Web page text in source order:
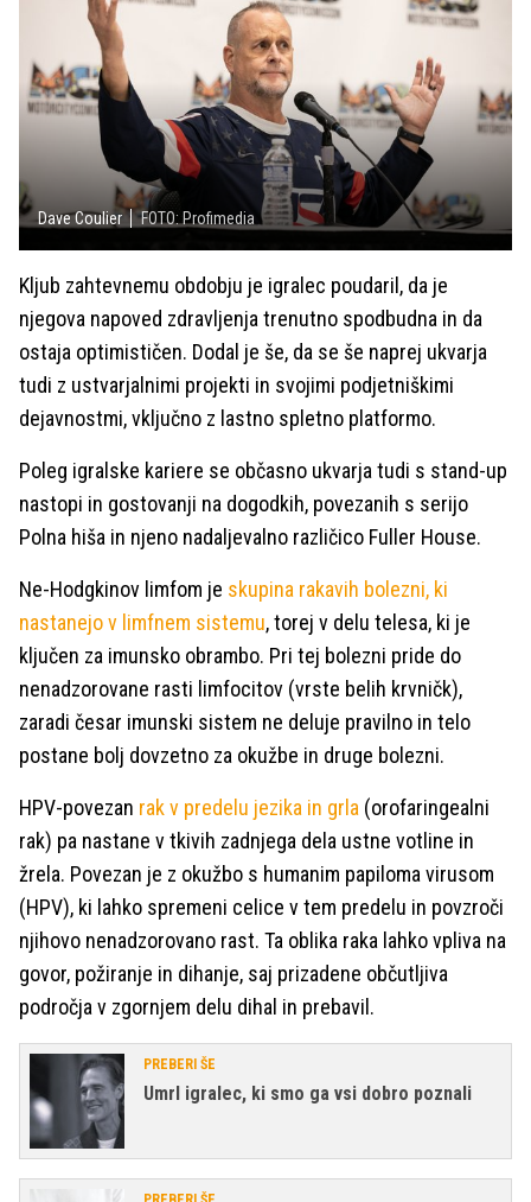
Dave Coulier FOTO: Profimedia
Kljub zahtevnemu obdobju je igralec poudaril, da je
njegova napoved zdravljenja trenutno spodbudna in da
ostaja optimističen. Dodal je še, da se še naprej ukvarja
tudi z ustvarjalnimi projekti in svojimi podjetniškimi
dejavnostmi, vključno z lastno spletno platformo.
Poleg igralske kariere se občasno ukvarja tudi s stand-up
nastopi in gostovanji na dogodkih, povezanih s serijo
Polna hiša in njeno nadaljevalno različico Fuller House.
Ne-Hodgkinov limfom je skupina rakavih bolezni, ki
nastanejo v limfnem sistemu, torej v delu telesa, ki je
ključen za imunsko obrambo. Pri tej bolezni pride do
nenadzorovane rasti limfocitov (vrste belih krvničk),
zaradi česar imunski sistem ne deluje pravilno in telo
postane bolj dovzetno za okužbe in druge bolezni.
HPV-povezan rak v predelu jezika in grla (orofaringealni
rak) pa nastane v tkivih zadnjega dela ustne votline in
žrela. Povezan je z okužbo s humanim papiloma virusom
(HPV), ki lahko spremeni celice v tem predelu in povzroči
njihovo nenadzorovano rast. Ta oblika raka lahko vpliva na
govor, požiranje in dihanje, saj prizadene občutljiva
področja v zgornjem delu dihal in prebavil.
PREBERI ŠE
Umrl igralec, ki smo ga vsi dobro poznali